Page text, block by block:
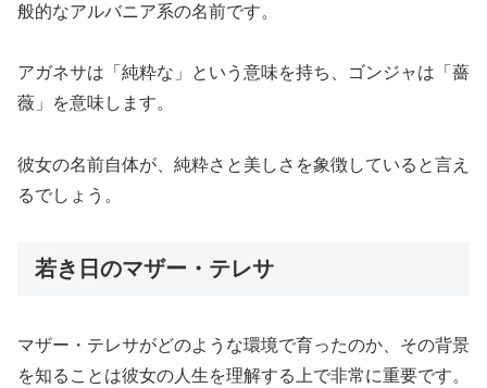
般的なアルバニア系の名前です。
アガネサは「純粋な」という意味を持ち、ゴンジャは「薔
薇」を意味します。
彼女の名前自体が、純粋さと美しさを象徴していると言え
るでしょう。
若き日のマザー・テレサ
マザー・テレサがどのような環境で育ったのか、その背景
を知ることは彼女の人生を理解する上で非常に重要です。